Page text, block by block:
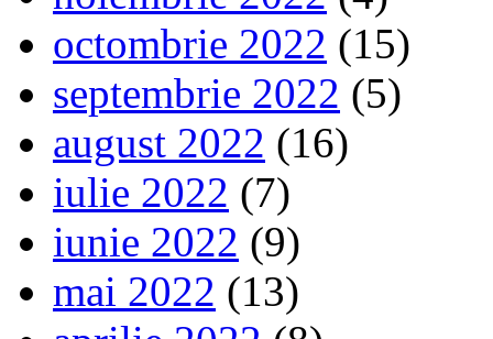
octombrie 2022 (15)
septembrie 2022 (5)
august 2022 (16)
iulie 2022 (7)
iunie 2022 (9)
mai 2022 (13)